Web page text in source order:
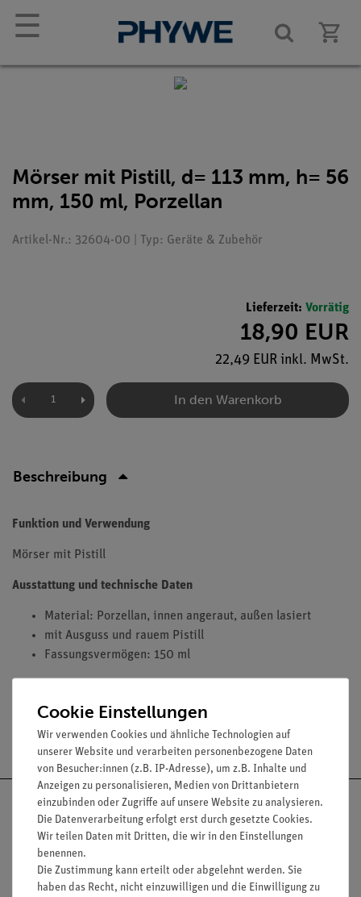
☰
Mörser mit Pistill, d= 113 mm, h= 56
mm, 150 ml, Porzellan
Artikel-Nr.: 32604-00 | Typ: Geräte & Zubehör
Lieferzeit: Vorrätig
18,90 EUR
22,49 EUR inkl. MwSt.
In den Warenkorb
Beschreibung
Funktion und Verwendung
Mörser mit Pistill
Ausstattung und technische Daten
Material: Porzellan, innen angeraut, außen lasiert
mit Ausguss und rauem Pistill
Fassungsvermögen: 150 ml
Versandkostenfrei ab 300,- €
Cookie Einstellungen
Wir verwenden Cookies und ähnliche Technologien auf
unserer Website und verarbeiten personenbezogene Daten
von Besucher:innen (z.B. IP-Adresse), um z.B. Inhalte und
Anzeigen zu personalisieren, Medien von Drittanbietern
einzubinden oder Zugriffe auf unsere Website zu analysieren.
Die Datenverarbeitung erfolgt erst durch gesetzte Cookies.
Wir teilen Daten mit Dritten, die wir in den Einstellungen
benennen.
Die Zustimmung kann erteilt oder abgelehnt werden. Sie
haben das Recht, nicht einzuwilligen und die Einwilligung zu